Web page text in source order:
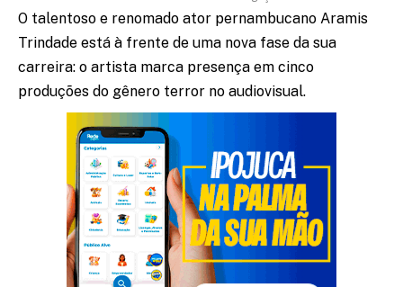
O talentoso e renomado ator pernambucano Aramis
Trindade está à frente de uma nova fase da sua
carreira: o artista marca presença em cinco
produções do gênero terror no audiovisual.